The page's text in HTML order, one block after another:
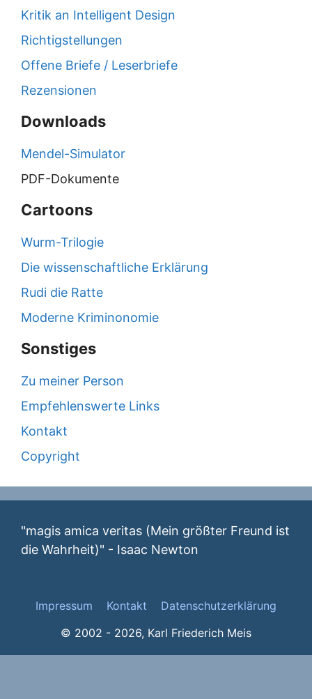
Kritik an Intelligent Design
Richtigstellungen
Offene Briefe / Leserbriefe
Rezensionen
Downloads
Mendel-Simulator
PDF-Dokumente
Cartoons
Wurm-Trilogie
Die wissenschaftliche Erklärung
Rudi die Ratte
Moderne Kriminonomie
Sonstiges
Zu meiner Person
Empfehlenswerte Links
Kontakt
Copyright
"magis amica veritas (Mein größter Freund ist
die Wahrheit)" - Isaac Newton
Impressum Kontakt
Datenschutzerklärung
© 2002 - 2026, Karl Friederich Meis